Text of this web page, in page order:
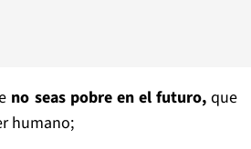
no seas pobre en el futuro,que
humano;